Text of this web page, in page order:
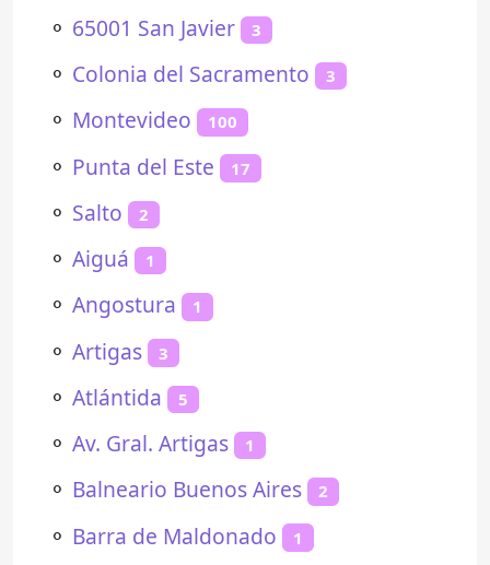
⚬ 65001 San Javier 3
⚬ Colonia del Sacramento 3
⚬ Montevideo 100
⚬ Punta del Este 17
⚬ Salto 2
⚬ Aiguá 1
⚬ Angostura 1
⚬ Artigas 3
⚬ Atlántida 5
⚬ Av. Gral. Artigas 1
⚬ Balneario Buenos Aires 2
⚬ Barra de Maldonado 1